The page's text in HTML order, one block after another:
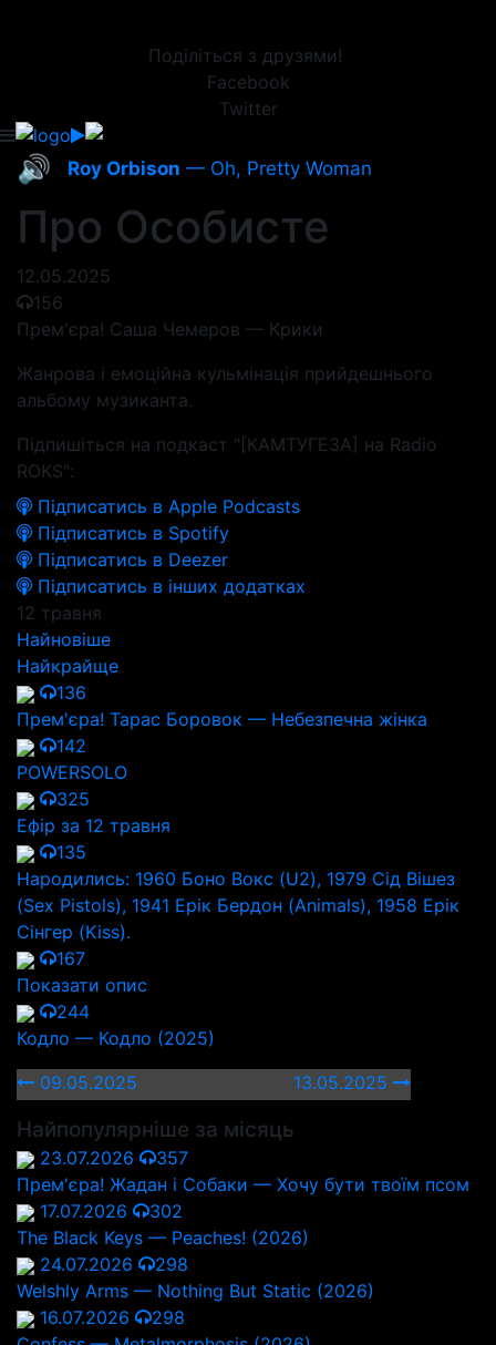
Поділіться з друзями!
Facebook
Twitter
🔊 Roy Orbison — Oh, Pretty Woman
Про Особисте
12.05.2025
156
Прем'єра! Саша Чемеров — Крики
Жанрова і емоційна кульмінація прийдешнього
альбому музиканта.
Підпишіться на подкаст "[КАМТУГЕЗА] на Radio
ROKS":
Підписатись в Apple Podcasts
Підписатись в Spotify
Підписатись в Deezer
Підписатись в інших додатках
12 травня
Найновіше
Найкрайще
136
Прем'єра! Тарас Боровок — Небезпечна жінка
142
POWERSOLO
325
Ефір за 12 травня
135
Народились: 1960 Боно Вокс (U2), 1979 Сід Вішез
(Sex Pistols), 1941 Ерік Бердон (Animals), 1958 Ерік
Сінгер (Kiss).
167
Показати опис
244
Кодло — Кодло (2025)
09.05.2025
13.05.2025
Найпопулярніше за місяць
23.07.2026
357
Прем'єра! Жадан і Собаки — Хочу бути твоїм псом
17.07.2026
302
The Black Keys — Peaches! (2026)
24.07.2026
298
Welshly Arms — Nothing But Static (2026)
16.07.2026
298